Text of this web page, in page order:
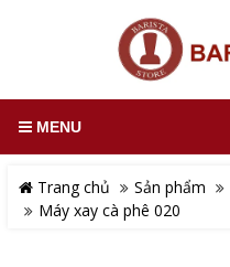
MENU
Trang chủ Sản phẩm
Máy xay cà phê 020